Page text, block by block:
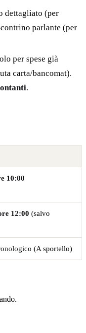
dettagliato (per
parlante (per
per spese già
carta/bancomat).
.
10:00
12:00 (salvo
(A sportello)